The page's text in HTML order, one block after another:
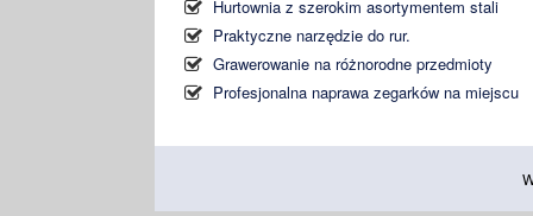
Hurtownia z szerokim asortymentem stali
Praktyczne narzędzie do rur.
Grawerowanie na różnorodne przedmioty
Profesjonalna naprawa zegarków na miejscu